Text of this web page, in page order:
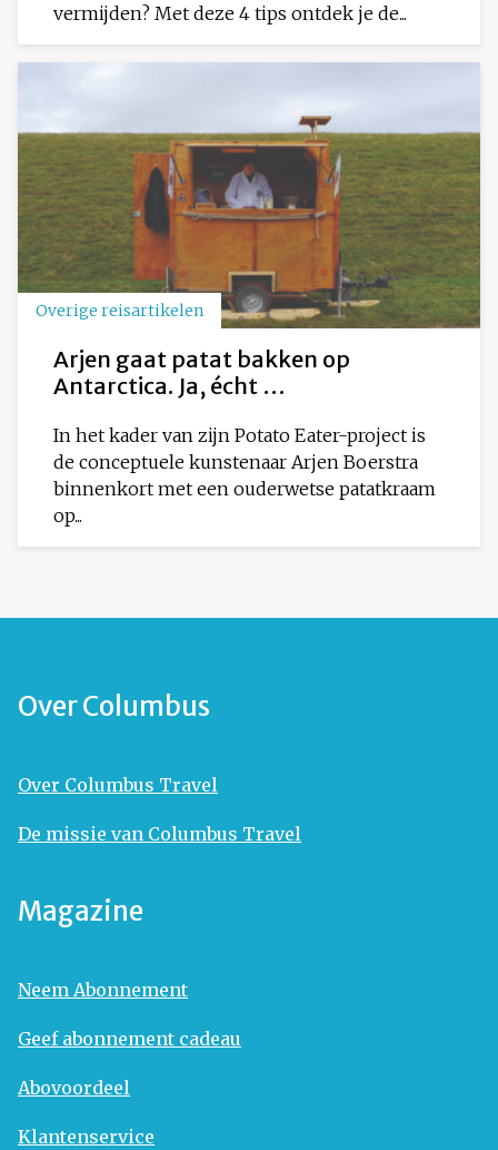
vermijden? Met deze 4 tips ontdek je de...
Overige reisartikelen
Arjen gaat patat bakken op
Antarctica. Ja, écht …
In het kader van zijn Potato Eater-project is
de conceptuele kunstenaar Arjen Boerstra
binnenkort met een ouderwetse patatkraam
op...
Over Columbus
Over Columbus Travel
De missie van Columbus Travel
Magazine
Neem Abonnement
Geef abonnement cadeau
Abovoordeel
Klantenservice